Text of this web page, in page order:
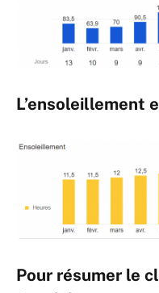
L’ensoleillement
Pour résumer le